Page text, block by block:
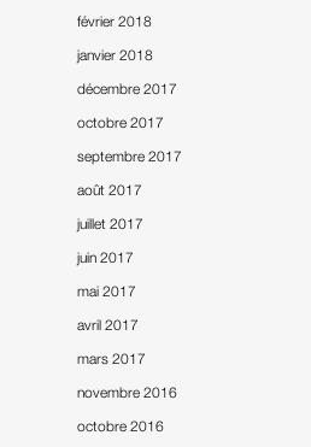
février 2018
janvier 2018
décembre 2017
octobre 2017
septembre 2017
août 2017
juillet 2017
juin 2017
mai 2017
avril 2017
mars 2017
novembre 2016
octobre 2016